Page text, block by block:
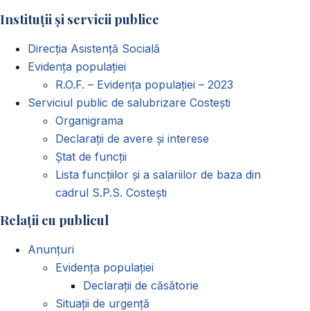
Instituții și servicii publice
Direcția Asistență Socială
Evidența populației
R.O.F. – Evidența populației – 2023
Serviciul public de salubrizare Costești
Organigrama
Declarații de avere și interese
Ștat de funcții
Lista funcțiilor și a salariilor de baza din
cadrul S.P.S. Costești
Relații cu publicul
Anunțuri
Evidența populației
Declarații de căsătorie
Situații de urgență